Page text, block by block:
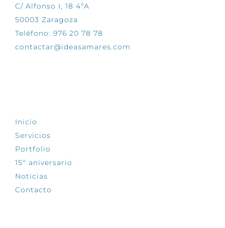
C/ Alfonso I, 18 4ºA
50003 Zaragoza
Teléfono: 976 20 78 78
contactar@ideasamares.com
Inicio
Servicios
Portfolio
15º aniversario
Noticias
Contacto